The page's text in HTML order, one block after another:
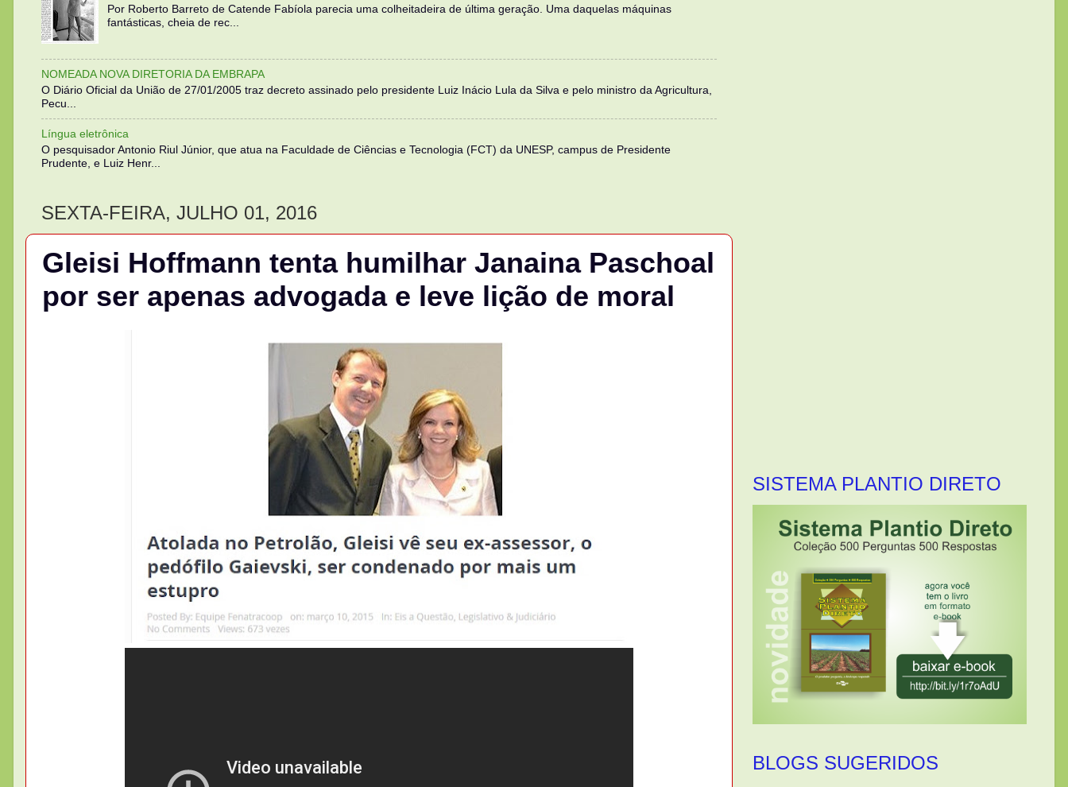
Por Roberto Barreto de Catende Fabíola parecia uma colheitadeira de última geração. Uma daquelas máquinas
fantásticas, cheia de rec...
NOMEADA NOVA DIRETORIA DA EMBRAPA
O Diário Oficial da União de 27/01/2005 traz decreto assinado pelo presidente Luiz Inácio Lula da Silva e pelo ministro da Agricultura,
Pecu...
Língua eletrônica
O pesquisador Antonio Riul Júnior, que atua na Faculdade de Ciências e Tecnologia (FCT) da UNESP, campus de Presidente
Prudente, e Luiz Henr...
SEXTA-FEIRA, JULHO 01, 2016
Gleisi Hoffmann tenta humilhar Janaina Paschoal
por ser apenas advogada e leve lição de moral
SISTEMA PLANTIO DIRETO
BLOGS SUGERIDOS